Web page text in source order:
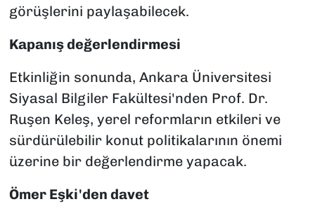
görüşlerini paylaşabilecek.
Kapanış değerlendirmesi
Etkinliğin sonunda, Ankara Üniversitesi
Siyasal Bilgiler Fakültesi'nden Prof. Dr.
Ruşen Keleş, yerel reformların etkileri ve
sürdürülebilir konut politikalarının önemi
üzerine bir değerlendirme yapacak.
Ömer Eşki'den davet